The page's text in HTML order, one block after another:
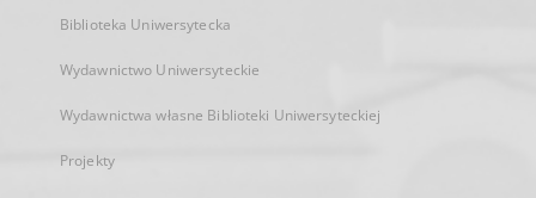
Biblioteka Uniwersytecka
Wydawnictwo Uniwersyteckie
Wydawnictwa własne Biblioteki Uniwersyteckiej
Projekty